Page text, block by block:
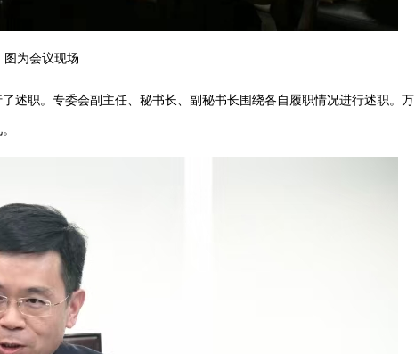
图为会议现场
述职。专委会副主任、秘书长、副秘书长围绕各自履职情况进行述职。万